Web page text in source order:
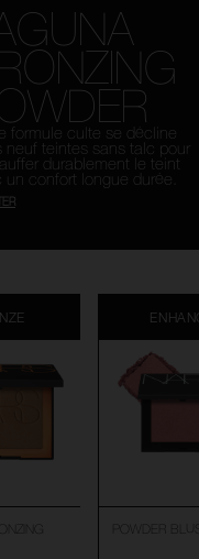
formule culte se décline
neuf teintes sans talc pour
durablement le teint
un confort longue durée.
POWDER